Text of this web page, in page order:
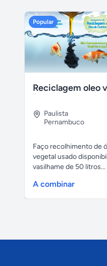
Popular
Paulista
Pernambuco
Faço recolhimento de
vegetal usado
vasilhame de 50 litros...
A combinar